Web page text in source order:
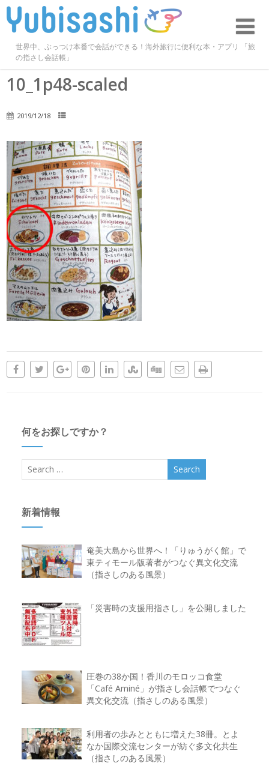
世界中、ぶっつけ本番で会話ができる！海外旅行に便利な本・アプリ 「旅
の指さし会話帳」
10_1p48-scaled
2019/12/18
何をお探しですか？
新着情報
奄美大島から世界へ！「りゅうがく館」で
東ティモール版著者がつなぐ異文化交流
（指さしのある風景）
「災害時の支援用指さし」を公開しました
圧巻の38か国！香川のモロッコ食堂
「Café Aminé」が指さし会話帳でつなぐ
異文化交流（指さしのある風景）
利用者の歩みとともに増えた38冊。とよ
なか国際交流センターが紡ぐ多文化共生
（指さしのある風景）